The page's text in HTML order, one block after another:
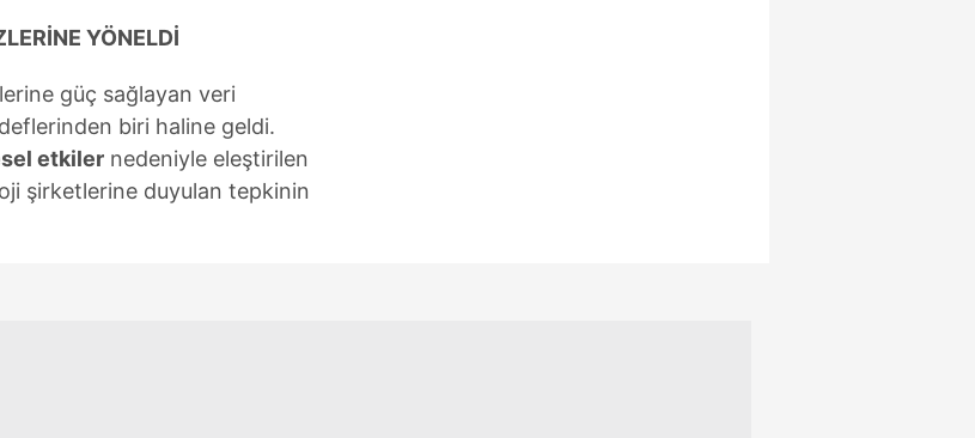
ilgili bilgi almak için lütfen
YÖNELDİ
güç sağlayan veri
biri haline geldi.
etkiler nedeniyle eleştirilen
şirketlerine duyulan tepkinin